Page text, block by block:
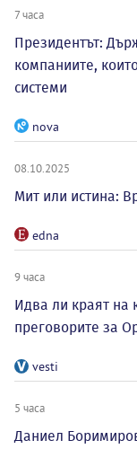
7 часа
Президентът:
компаниите,
системи
nova
08.10.2025
Мит или истина:
edna
9 часа
Идва ли краят на
преговорите за
vesti
5 часа
Даниел